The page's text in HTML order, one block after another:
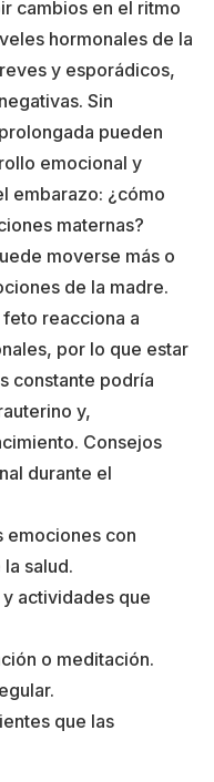
cambios en el ritmo
hormonales de la
y esporádicos,
Sin
pueden
emocional y
embarazo: ¿cómo
maternas?
moverse más o
de la madre.
reacciona a
por lo que estar
constante podría
y,
Consejos
durante el
emociones con
salud.
actividades que
o meditación.
que las